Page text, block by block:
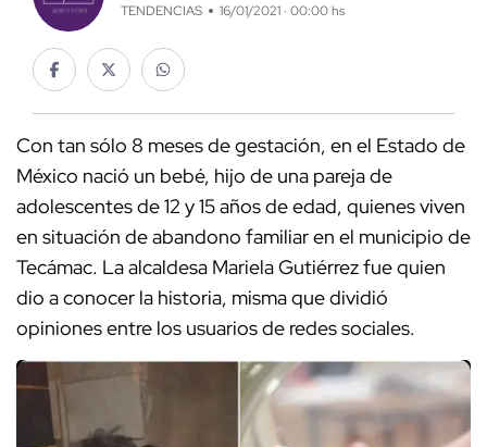
TENDENCIAS 16/01/2021 · 00:00 hs
Con tan sólo 8 meses de gestación, en el Estado de
México nació un bebé, hijo de una pareja de
adolescentes de 12 y 15 años de edad, quienes viven
en situación de abandono familiar en el municipio de
Tecámac. La alcaldesa Mariela Gutiérrez fue quien
dio a conocer la historia, misma que dividió
opiniones entre los usuarios de redes sociales.